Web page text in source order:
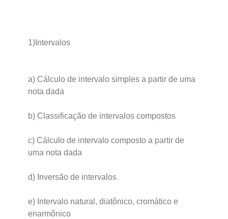
1)Intervalos
a) Cálculo de intervalo simples a partir de uma
nota dada
b) Classificação de intervalos compostos
c) Cálculo de intervalo composto a partir de
uma nota dada
d) Inversão de intervalos
e) Intervalo natural, diatônico, cromático e
enarmônico